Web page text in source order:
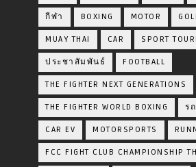
กีฬา BOXING MOTOR
MUAY THAI CAR SPORT
ประชาสัมพันธ์ FOOTBALL
THE FIGHTER NEXT GENERATIONS
THE FIGHTER WORLD BOXING ร
CAR EV MOTORSPORTS
FCC FIGHT CLUB CHAMPIONSHIP